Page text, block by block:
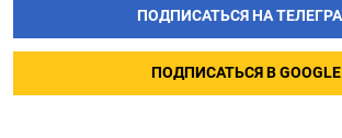
ПОДПИСАТЬСЯ НА
ПОДПИСАТЬСЯ В GOOGLE